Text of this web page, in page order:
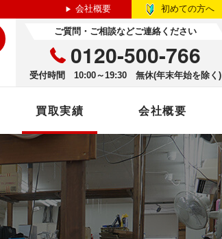
会社概要 初めての方へ
ご質問・ご相談などご連絡ください
0120-500-766
受付時間 10:00～19:30 無休(年末年始を除く)
買取実績 会社概要